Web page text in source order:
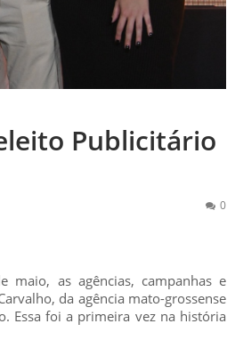
Publicitário
0
as agências, campanhas e
da agência mato-grossense
Essa foi a primeira vez na história